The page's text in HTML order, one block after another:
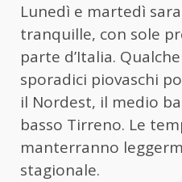
Lunedì e martedì
tranquille, con sole
parte d’Italia.
sporadici piovaschi
il Nordest, il medio
basso Tirreno. Le
manterranno
stagionale.